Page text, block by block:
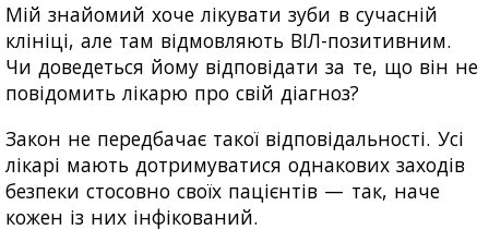
Мій знайомий хоче лікувати зуби в сучасній
клініці, але там відмовляють ВІЛ-позитивним.
Чи доведеться йому відповідати за те, що він не
повідомить лікарю про свій діагноз?
Закон не передбачає такої відповідальності. Усі
лікарі мають дотримуватися однакових заходів
безпеки стосовно своїх пацієнтів — так, наче
кожен із них інфікований.